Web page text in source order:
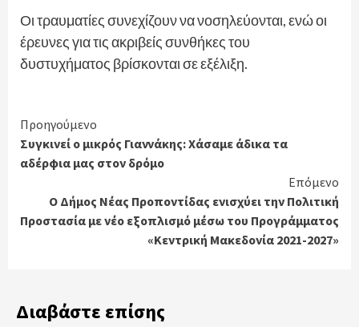
Οι τραυματίες συνεχίζουν να νοσηλεύονται, ενώ οι
έρευνες για τις ακριβείς συνθήκες του
δυστυχήματος βρίσκονται σε εξέλιξη.
Continue
Reading
Προηγούμενο
Συγκινεί ο μικρός Γιαννάκης: Χάσαμε άδικα τα
αδέρφια μας στον δρόμο
Επόμενο
Ο Δήμος Νέας Προποντίδας ενισχύει την Πολιτική
Προστασία με νέο εξοπλισμό μέσω του Προγράμματος
«Κεντρική Μακεδονία 2021-2027»
Διαβάστε επίσης